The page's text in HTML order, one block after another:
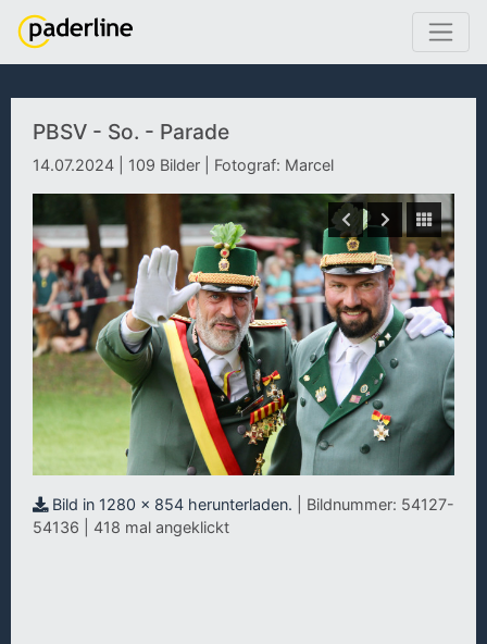
PBSV - So. - Parade
14.07.2024 | 109 Bilder | Fotograf: Marcel
Bild in 1280 x 854 herunterladen.
| Bildnummer: 54127-
54136 | 418 mal angeklickt